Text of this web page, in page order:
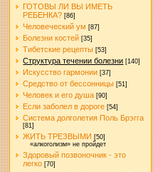
ГОТОВЫ ЛИ ВЫ ИМЕТЬ
РЕБЕНКА? [86]
Человеческий ум [87]
Болезни костей [35]
Тибетские рецепты [53]
Структура течении болезни [140]
Искусство гармонии [37]
Средство от бессонницы [51]
Человек и его душа [90]
Если заболел в дороге [54]
Система долголетия Поль Брэгга
[81]
ЖИТЬ ТРЕЗВЫМИ [50]
«алкоголизм» не пройдет
Здоровый позвоночник - это
легко [70]